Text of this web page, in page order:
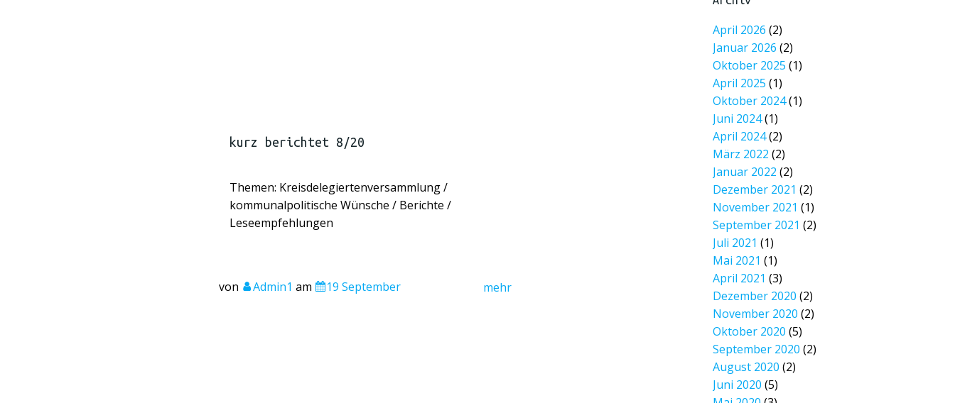
kurz berichtet 8/20
Themen: Kreisdelegiertenversammlung /
kommunalpolitische Wünsche / Berichte /
Leseempfehlungen
von Admin1 am 19 September mehr
April 2026 (2)
Januar 2026 (2)
Oktober 2025 (1)
April 2025 (1)
Oktober 2024(1)
Juni 2024(1)
April 2024(2)
März 2022 (2)
Januar 2022 (2)
Dezember 2021 (2)
November 2021 (1)
September 2021 (2)
Juli 2021 (1)
Mai 2021 (1)
April 2021 (3)
Dezember 2020 (2)
November 2020 (2)
Oktober 2020 (5)
September 2020 (2)
August 2020 (2)
Juni 2020 (5)